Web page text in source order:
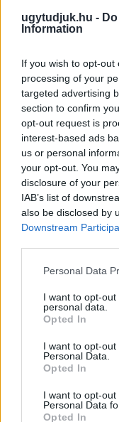
ugytudjuk.hu -
Information
If you wish to opt-
processing of your
targeted advertising
section to confirm
opt-out request is
interest-based ads
us or personal
your opt-out. You
disclosure of your
IAB’s list of
also be disclosed by
Downstream
Please note that this
not limited to your
grant or deny
use your data for
consent section.
Personal Data
I want to opt-
personal data.
Opted In
I want to opt-
Personal Data.
Opted In
I want to opt-
Personal Data
Opted In
2022. Április. 26. 17:56
Zöld utat kapott az
MIÉRT MEHET
VÁRATLANUL,
ISKOLÁKBA
SZÜLŐK NEM?
2021. február. 17. 16:15
A győri polgármester
az önkormányzatnál.
arról is érdeklődtünk:
gyermekeik a
videófelvételen?
LEHET, HOGY A
SZOMBATHELYI
2018. október. 04.
SZOMBATHELYI
TÖMEGES
Hoppá. Itt valaki
MEGVAN, MI
2018. október. 03.
Kórházba is kerültek.